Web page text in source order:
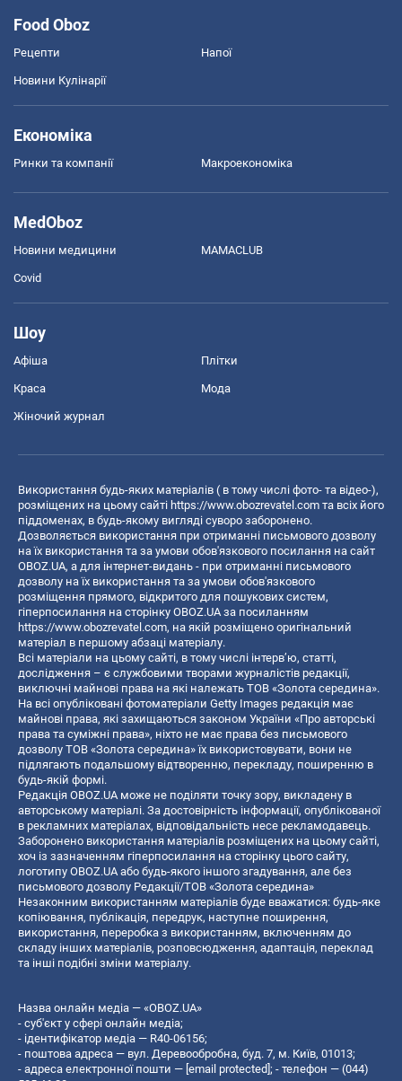
Food Oboz
Рецепти Напої
Новини Кулінарії
Економіка
Ринки та компанії Макроекономіка
MedOboz
Новини медицини MAMACLUB
Covid
Шоу
Афіша Плітки
Краса Мода
Жіночий журнал
Використання будь-яких матеріалів ( в тому числі фото- та відео-),
розміщених на цьому сайті https://www.obozrevatel.com та всіх його
піддоменах, в будь-якому вигляді суворо заборонено.
Дозволяється використання при отриманні письмового дозволу
на їх використання та за умови обов'язкового посилання на сайт
OBOZ.UA, а для інтернет-видань - при отриманні письмового
дозволу на їх використання та за умови обов'язкового
розміщення прямого, відкритого для пошукових систем,
гіперпосилання на сторінку OBOZ.UA за посиланням
https://www.obozrevatel.com, на якій розміщено оригінальний
матеріал в першому абзаці матеріалу.
Всі матеріали на цьому сайті, в тому числі інтерв’ю, статті,
дослідження – є службовими творами журналістів редакції,
виключні майнові права на які належать ТОВ «Золота середина».
На всі опубліковані фотоматеріали Getty Images редакція має
майнові права, які захищаються законом України «Про авторські
права та суміжні права», ніхто не має права без письмового
дозволу ТОВ «Золота середина» їх використовувати, вони не
підлягають подальшому відтворенню, перекладу, поширенню в
будь-якій формі.
Редакція OBOZ.UA може не поділяти точку зору, викладену в
авторському матеріалі. За достовірність інформації, опублікованої
в рекламних матеріалах, відповідальність несе рекламодавець.
Заборонено використання матеріалів розміщених на цьому сайті,
хоч із зазначенням гіперпосилання на сторінку цього сайту,
логотипу OBOZ.UA або будь-якого іншого згадування, але без
письмового дозволу Редакції/ТОВ «Золота середина»
Незаконним використанням матеріалів буде вважатися: будь-яке
копiювання, публiкацiя, передрук, наступне поширення,
використання, переробка з використанням, включенням до
складу інших матеріалів, розповсюдження, адаптація, переклад
та інші подібні зміни матеріалу.
Назва онлайн медіа — «OBOZ.UA»
- суб'єкт у сфері онлайн медіа;
- ідентифікатор медіа — R40-06156;
- поштова адреса — вул. Деревообробна, буд. 7, м. Київ, 01013;
- адреса електронної пошти — [email protected]; - телефон — (044)